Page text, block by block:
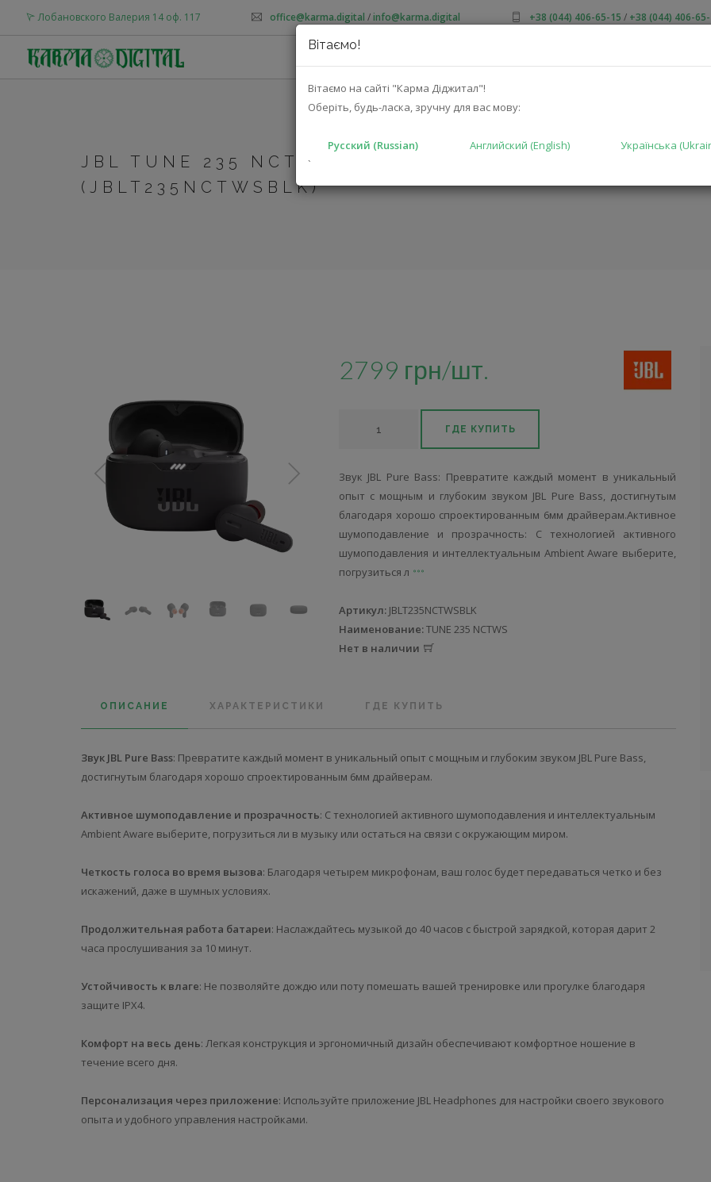
Вітаємо!
Вітаємо на сайті "Карма Діджитал"!
Оберіть, будь-ласка, зручну для вас мову:
Русский (Russian) Английский (English)
Українська
`
Лобановского Валерия 14 оф. 117 office@karma.digital /info@karma.digital +38 (044) 406-65-15 / +38 (044) 406-
JBL TUNE 235 NCTWS
(JBLT235NCTWSBLK)
2799 грн/шт.
ГДЕ КУПИТЬ
Звук JBL Pure Bass: Превратите каждый момент в уникальный
опыт с мощным и глубоким звуком JBL Pure Bass, достигнутым
благодаря хорошо спроектированным 6мм драйверам.Активное
шумоподавление и прозрачность: С технологией активного
шумоподавления и интеллектуальным Ambient Aware выберите,
погрузиться л
Артикул: JBLT235NCTWSBLK
Наименование:TUNE 235 NCTWS
Нет в наличии
ОПИСАНИЕ ХАРАКТЕРИСТИКИ ГДЕ КУПИТЬ
Звук JBL Pure Bass: Превратите каждый момент в уникальный опыт с мощным и глубоким звуком JBL Pure Bass,
достигнутым благодаря хорошо спроектированным 6мм драйверам.
Активное шумоподавление и прозрачность: С технологией активного шумоподавления и интеллектуальным
Ambient Aware выберите, погрузиться ли в музыку или остаться на связи с окружающим миром.
Четкость голоса во время вызова: Благодаря четырем микрофонам, ваш голос будет передаваться четко и без
искажений, даже в шумных условиях.
Продолжительная работа батареи: Наслаждайтесь музыкой до 40 часов с быстрой зарядкой, которая дарит 2
часа прослушивания за 10 минут.
Устойчивость к влаге: Не позволяйте дождю или поту помешать вашей тренировке или прогулке благодаря
защите IPX4.
Комфорт на весь день: Легкая конструкция и эргономичный дизайн обеспечивают комфортное ношение в
течение всего дня.
Персонализация через приложение: Используйте приложение JBL Headphones для настройки своего звукового
опыта и удобного управления настройками.